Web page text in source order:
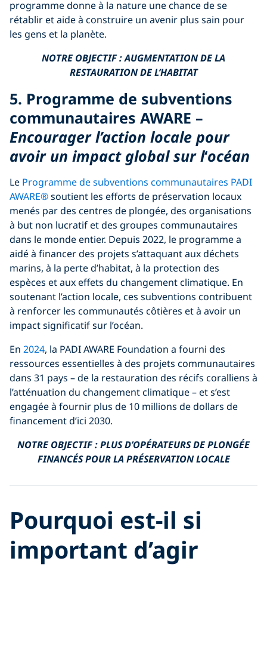
programme donne à la nature une chance de se
rétablir et aide à construire un avenir plus sain pour
les gens et la planète.
NOTRE OBJECTIF :AUGMENTATION DE LA
RESTAURATION DE L’HABITAT
5. Programme de subventions
communautaires AWARE –
Encourager l’action locale pour
avoir un impact global sur l‘océan
Le Programme de subventions communautaires PADI
AWARE®soutient les efforts de préservation locaux
menés par des centres de plongée, des organisations
à but non lucratif et des groupes communautaires
dans le monde entier. Depuis 2022, le programme a
aidé à financer des projets s’attaquant aux déchets
marins, à la perte d’habitat, à la protection des
espèces et aux effets du changement climatique. En
soutenant l’action locale, ces subventions contribuent
à renforcer les communautés côtières et à avoir un
impact significatif sur l’océan.
En 2024, la PADI AWARE Foundation a fourni des
ressources essentielles à des projets communautaires
dans 31 pays – de la restauration des récifs coralliens à
l’atténuation du changement climatique – et s’est
engagée à fournir plus de 10 millions de dollars de
financement d’ici 2030.
NOTRE OBJECTIF : PLUS D’OPÉRATEURS DE PLONGÉE
FINANCÉS POUR LA PRÉSERVATION LOCALE
Pourquoi est-il si
important d’agir